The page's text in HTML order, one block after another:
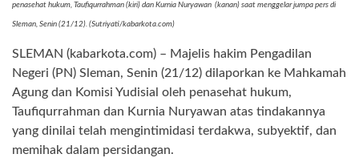
penasehat hukum, Taufiqurrahman (kiri) dan Kurnia Nuryawan (kanan) saat menggelar jumpa pers di
Sleman, Senin (21/12). (Sutriyati/kabarkota.com)
SLEMAN (kabarkota.com) – Majelis hakim Pengadilan
Negeri (PN) Sleman, Senin (21/12) dilaporkan ke Mahkamah
Agung dan Komisi Yudisial oleh penasehat hukum,
Taufiqurrahman dan Kurnia Nuryawan atas tindakannya
yang dinilai telah mengintimidasi terdakwa, subyektif, dan
memihak dalam persidangan.